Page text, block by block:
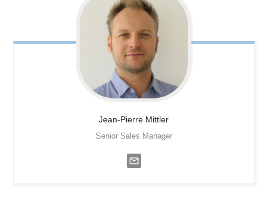
Jean-Pierre Mittler
Senior Sales Manager